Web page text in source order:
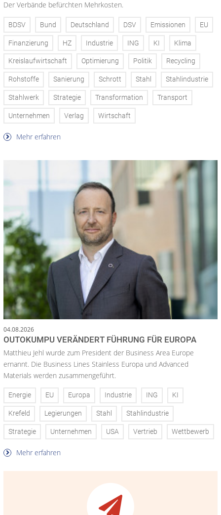
Der Verbände befürchten Mehrkosten.
BDSV Bund Deutschland DSV Emissionen EU
Finanzierung HZ Industrie ING KI Klima
Kreislaufwirtschaft Optimierung Politik Recycling
Rohstoffe Sanierung Schrott Stahl Stahlindustrie
Stahlwerk Strategie Transformation Transport
Unternehmen Verlag Wirtschaft
Mehr erfahren
04.08.2026
OUTOKUMPU VERÄNDERT FÜHRUNG FÜR EUROPA
Matthieu Jehl wurde zum President der Business Area Europe
ernannt. Die Business Lines Stainless Europa und Advanced
Materials werden zusammengeführt.
Energie EU Europa Industrie ING KI
Krefeld Legierungen Stahl Stahlindustrie
Strategie Unternehmen USA Vertrieb Wettbewerb
Mehr erfahren